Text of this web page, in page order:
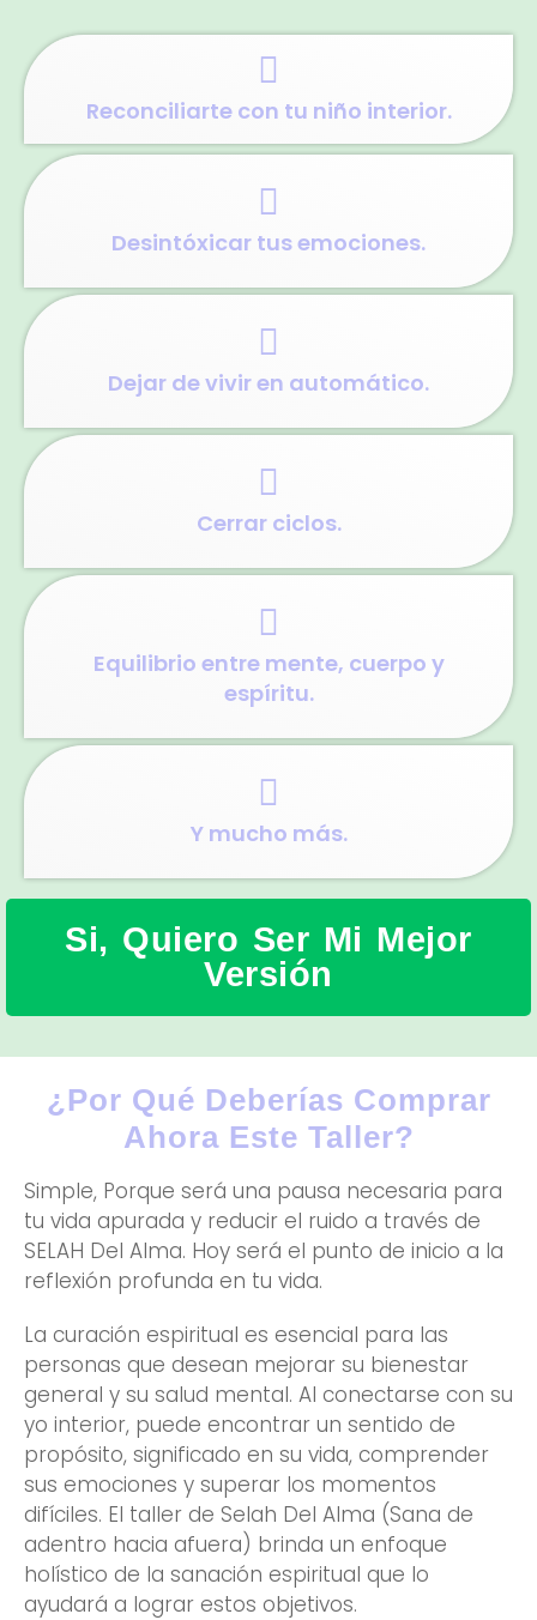
Reconciliarte con tu niño interior.
Desintóxicar tus emociones.
Dejar de vivir en automático.
Cerrar ciclos.
Equilibrio entre mente, cuerpo y
espíritu.
Y mucho más.
Si, Quiero Ser Mi Mejor
Versión
¿por Qué Deberías Comprar
Ahora Este Taller?
Simple, Porque será una pausa necesaria para
tu vida apurada y reducir el ruido a través de
SELAH Del Alma. Hoy será el punto de inicio a la
reflexión profunda en tu vida.
La curación espiritual es esencial para las
personas que desean mejorar su bienestar
general y su salud mental. Al conectarse con su
yo interior, puede encontrar un sentido de
propósito, significado en su vida, comprender
sus emociones y superar los momentos
difíciles. El taller de Selah Del Alma (Sana de
adentro hacia afuera) brinda un enfoque
holístico de la sanación espiritual que lo
ayudará a lograr estos objetivos.